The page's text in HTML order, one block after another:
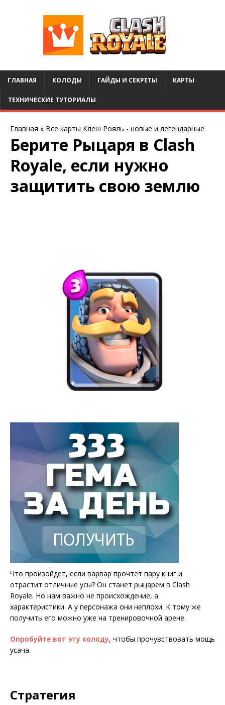
ГЛАВНАЯ КОЛОДЫ ГАЙДЫ И СЕКРЕТЫ КАРТЫ
ТЕХНИЧЕСКИЕ ТУТОРИАЛЫ
Главная » Все карты Клеш Рояль - новые и легендарные
Берите Рыцаря в Clash
Royale, если нужно
защитить свою землю
Что произойдет, если варвар прочтет пару книг и
отрастит отличные усы? Он станет рыцарем в Clash
Royale. Но нам важно не происхождение, а
характеристики. А у персонажа они неплохи. К тому же
получить его можно уже на тренировочной арене.
Опробуйте вот эту колоду, чтобы прочувствовать мощь
усача.
Стратегия